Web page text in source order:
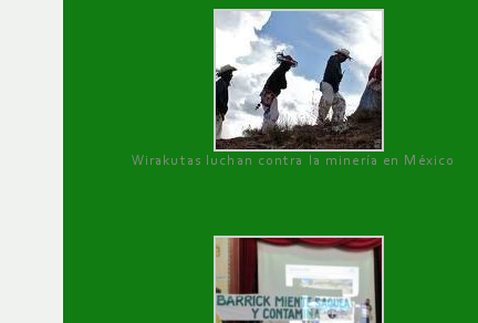
Wirakutas luchan contra la minería en México